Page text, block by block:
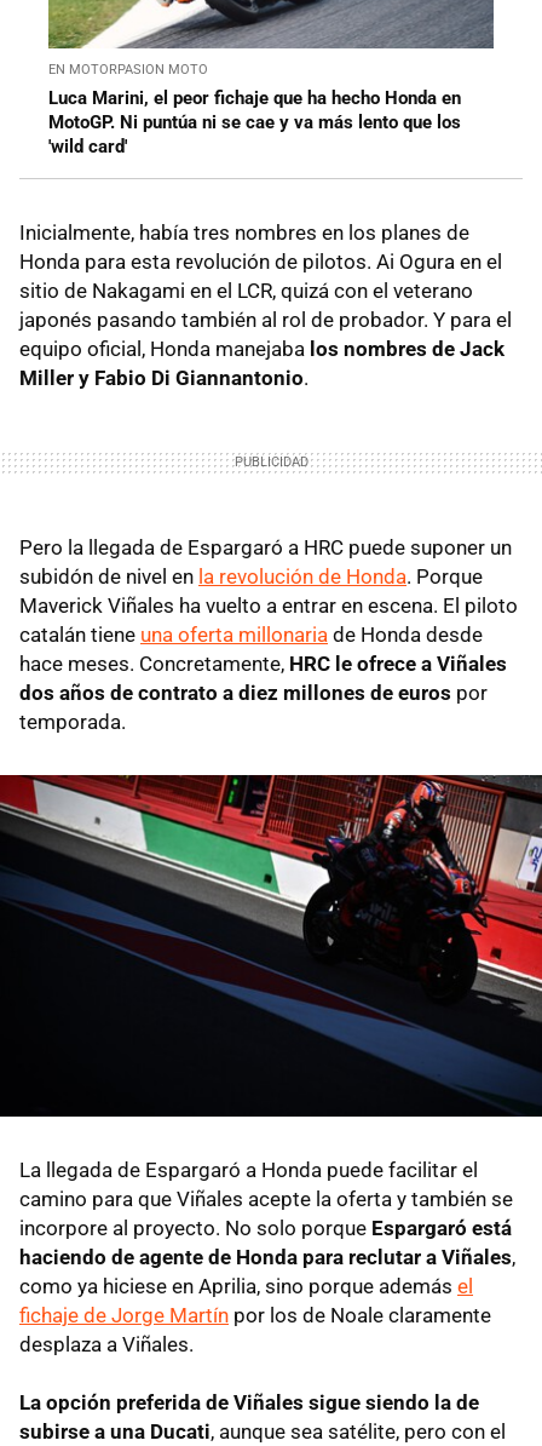
EN MOTORPASION MOTO
Luca Marini, el peor fichaje que ha hecho Honda en
MotoGP. Ni puntúa ni se cae y va más lento que los
'wild card'
Inicialmente, había tres nombres en los planes de
Honda para esta revolución de pilotos. Ai Ogura en el
sitio de Nakagami en el LCR, quizá con el veterano
japonés pasando también al rol de probador. Y para el
equipo oficial, Honda manejaba los nombres de Jack
Miller y Fabio Di Giannantonio.
Pero la llegada de Espargaró a HRC puede suponer un
subidón de nivel en la revolución de Honda. Porque
Maverick Viñales ha vuelto a entrar en escena. El piloto
catalán tiene una oferta millonaria de Honda desde
hace meses. Concretamente, HRC le ofrece a Viñales
dos años de contrato a diez millones de euros por
temporada.
La llegada de Espargaró a Honda puede facilitar el
camino para que Viñales acepte la oferta y también se
incorpore al proyecto. No solo porque Espargaró está
haciendo de agente de Honda para reclutar a Viñales,
como ya hiciese en Aprilia, sino porque además el
fichaje de Jorge Martín por los de Noale claramente
desplaza a Viñales.
La opción preferida de Viñales sigue siendo la de
subirse a una Ducati, aunque sea satélite, pero con el